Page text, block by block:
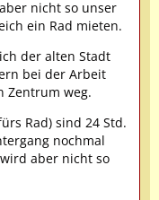
nicht so unser
ein Rad mieten.
der alten Stadt
bei der Arbeit
Zentrum weg.
Rad) sind 24 Std.
nochmal
aber nicht so